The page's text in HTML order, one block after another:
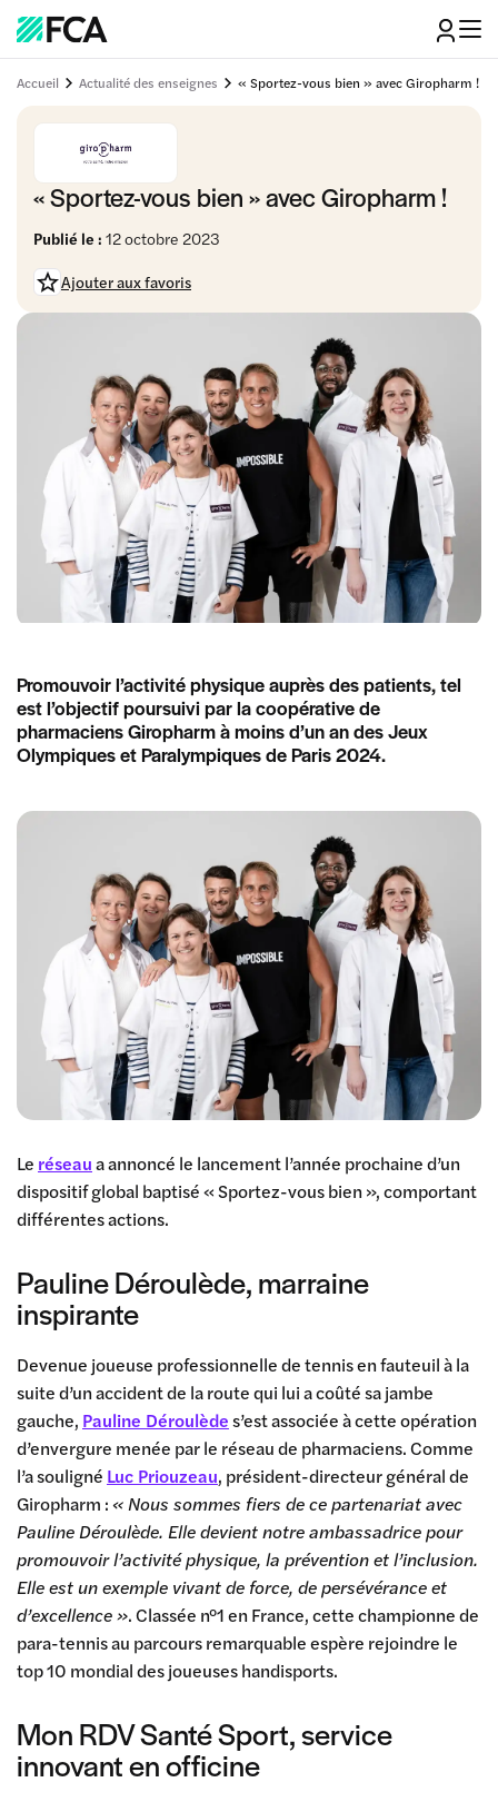
Accueil Actualité des enseignes « Sportez-vous bien » avec Giropharm !
« Sportez-vous bien » avec Giropharm !
Publié le : 12 octobre 2023
Ajouter aux favoris
Promouvoir l’activité physique auprès des patients, tel
est l’objectif poursuivi par la coopérative de
pharmaciens Giropharm à moins d’un an des Jeux
Olympiques et Paralympiques de Paris 2024.
Le réseaua annoncé le lancement l’année prochaine d’un
dispositif global baptisé « Sportez-vous bien », comportant
différentes actions.
Pauline Déroulède, marraine
inspirante
Devenue joueuse professionnelle de tennis en fauteuil à la
suite d’un accident de la route qui lui a coûté sa jambe
gauche, Pauline Déroulèdes’est associée à cette opération
d’envergure menée par le réseau de pharmaciens. Comme
l’a souligné Luc Priouzeau, président-directeur général de
Giropharm :« Nous sommes fiers de ce partenariat avec
Pauline Déroulède. Elle devient notre ambassadrice pour
promouvoir l’activité physique, la prévention et l’inclusion.
Elle est un exemple vivant de force, de persévérance et
d’excellence ». Classée n°1 en France, cette championne de
para-tennis au parcours remarquable espère rejoindre le
top 10 mondial des joueuses handisports.
Mon RDV Santé Sport, service
innovant en officine